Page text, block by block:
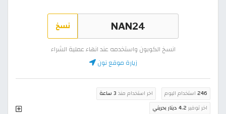
نسخ
انسخ الكوبون واستخدمه عند انهاء عملية الشراء
زيارة موقع نون
246 استخدام اليوم اخر استخدام منذ 3 ساعة
اخر توفير 4.2 دينار بحريني